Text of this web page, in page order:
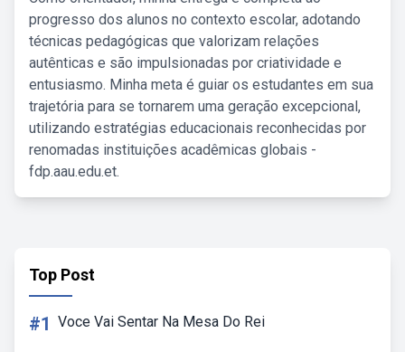
progresso dos alunos no contexto escolar, adotando
técnicas pedagógicas que valorizam relações
autênticas e são impulsionadas por criatividade e
entusiasmo. Minha meta é guiar os estudantes em sua
trajetória para se tornarem uma geração excepcional,
utilizando estratégias educacionais reconhecidas por
renomadas instituições acadêmicas globais -
fdp.aau.edu.et.
Top Post
#1 Voce Vai Sentar Na Mesa Do Rei